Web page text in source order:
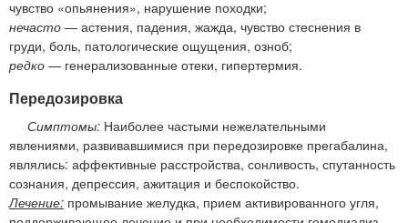
чувство «опьянения», нарушение походки;
нечасто — астения, падения, жажда, чувство стеснения в
груди, боль, патологические ощущения, озноб;
редко — генерализованные отеки, гипертермия.
Передозировка
Симптомы: Наиболее частыми нежелательными
явлениями, развивавшимися при передозировке прегабалина,
являлись: аффективные расстройства, сонливость, спутанность
сознания, депрессия, ажитация и беспокойство.
Лечение: промывание желудка, прием активированного угля,